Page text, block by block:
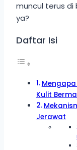
muncul terus di
ya?
Daftar Isi
Kulit
Jerawat